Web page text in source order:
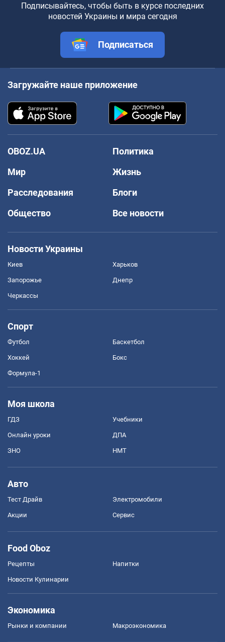
Подписывайтесь, чтобы быть в курсе последних
новостей Украины и мира сегодня
Подписаться
Загружайте наше приложение
OBOZ.UA
Политика
Мир
Жизнь
Расследования
Блоги
Общество
Все новости
Новости Украины
Киев Харьков
Запорожье Днепр
Черкассы
Спорт
Футбол Баскетбол
Хоккей Бокс
Формула-1
Моя школа
ГДЗ Учебники
Онлайн уроки ДПА
ЗНО НМТ
Авто
Тест Драйв Электромобили
Акции Сервис
Food Oboz
Рецепты Напитки
Новости Кулинарии
Экономика
Рынки и компании Mакроэкономика